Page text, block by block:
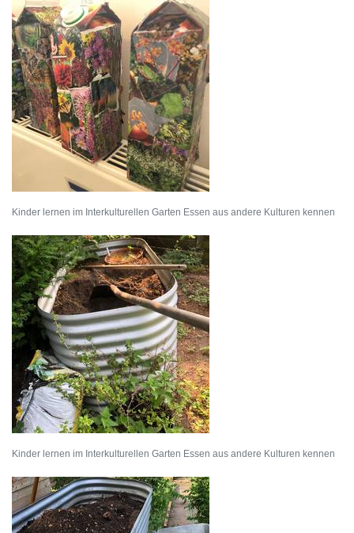
Kinder lernen im Interkulturellen Garten Essen aus andere Kulturen kennen
Kinder lernen im Interkulturellen Garten Essen aus andere Kulturen kennen